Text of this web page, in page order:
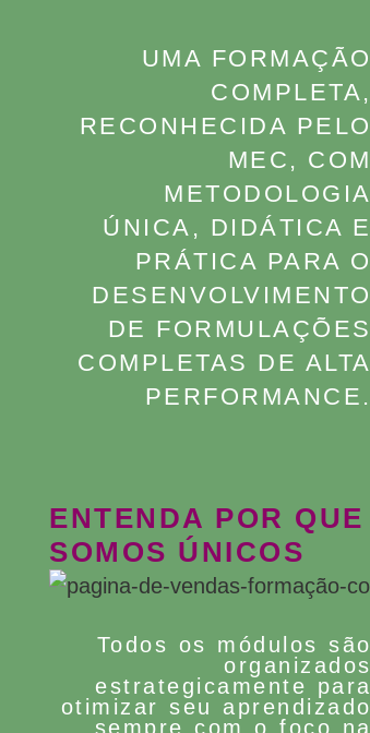
UMA FORMAÇÃO
COMPLETA,
RECONHECIDA PELO
MEC, COM
METODOLOGIA
ÚNICA, DIDÁTICA E
PRÁTICA PARA O
DESENVOLVIMENTO
DE FORMULAÇÕES
COMPLETAS DE ALTA
PERFORMANCE.
ENTENDA POR QUE
SOMOS ÚNICOS
Todos os módulos são
organizados
estrategicamente para
otimizar seu aprendizado
sempre com o foco na